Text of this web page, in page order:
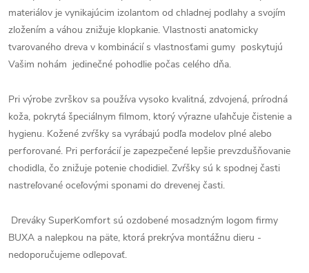
materiálov je vynikajúcim izolantom od chladnej podlahy a svojím
zložením a váhou znižuje klopkanie. Vlastnosti anatomicky
tvarovaného dreva v kombinácií s vlastnosťami gumy poskytujú
Vašim nohám jedinečné pohodlie počas celého dňa.
Pri výrobe zvrškov sa používa vysoko kvalitná, zdvojená, prírodná
koža, pokrytá špeciálnym filmom, ktorý výrazne uľahčuje čistenie a
hygienu. Kožené zvŕšky sa vyrábajú podľa modelov plné alebo
perforované. Pri perforácií je zapezpečené lepšie prevzdušňovanie
chodidla, čo znižuje potenie chodidiel. Zvŕšky sú k spodnej časti
nastreľované oceľovými sponami do drevenej časti.
Dreváky SuperKomfort sú ozdobené mosadzným logom firmy
BUXA a nalepkou na päte, ktorá prekrýva montážnu dieru -
nedoporučujeme odlepovať.